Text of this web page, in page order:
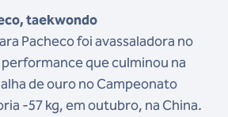
taekwondo
Pacheco foi avassaladora no
que culminou na
de ouro no Campeonato
-57 kg, em outubro, na China.